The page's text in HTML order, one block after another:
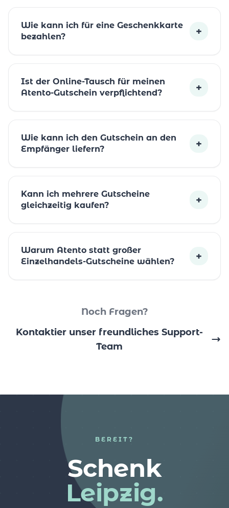
Wie kann ich für eine Geschenkkarte
bezahlen?
+
Ist der Online-Tausch für meinen
Atento-Gutschein verpflichtend?
+
Wie kann ich den Gutschein an den
Empfänger liefern?
+
Kann ich mehrere Gutscheine
gleichzeitig kaufen?
+
Warum Atento statt großer
Einzelhandels-Gutscheine wählen?
+
Noch Fragen?
Kontaktier unser freundliches Support-
Team
BEREIT?
Schenk
Leipzig.